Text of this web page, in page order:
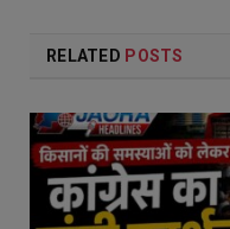
RELATED POSTS